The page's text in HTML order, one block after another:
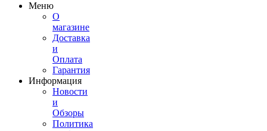
Меню
О
магазине
Доставка
и
Оплата
Гарантия
Информация
Новости
и
Обзоры
Политика